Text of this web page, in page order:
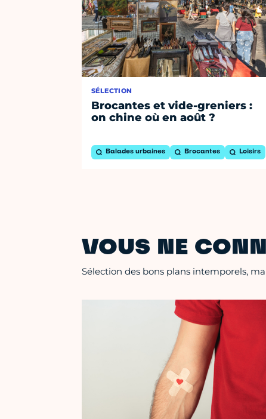
SÉLECTION
Brocantes et vide-greniers :
on chine où en août ?
Balades urbaines Brocantes Loisirs
VOUS NE
Sélection des bons plans intemporels,